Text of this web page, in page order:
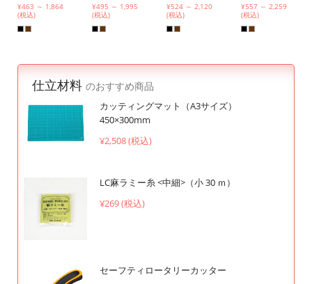
¥463 ～ 1,864
(税込)
¥495 ～ 1,995
(税込)
¥524 ～ 2,120
(税込)
¥557 ～ 2,259
(税込)
仕立材料 のおすすめ商品
カッティングマット（A3サイズ）
450×300mm
¥2,508 (税込)
LC麻ラミー糸 <中細>（小 30 ｍ）
¥269 (税込)
セーフティロータリーカッター